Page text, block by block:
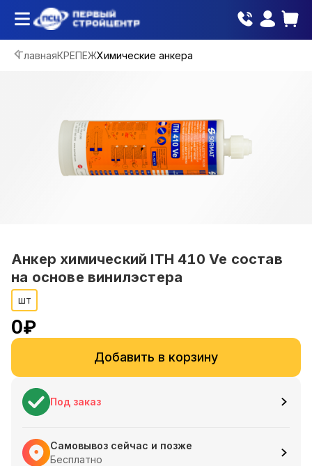
ГлавнаяКРЕПЕЖХимические анкера
Анкер химический ITH 410 Ve состав
на основе винилэстера
шт
0₽
Добавить в корзину
Под заказ
Самовывоз сейчас и позже
Бесплатно